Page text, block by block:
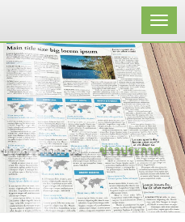
เมนู
ข่าวสารกิจกรรม ข่าวประกาศ